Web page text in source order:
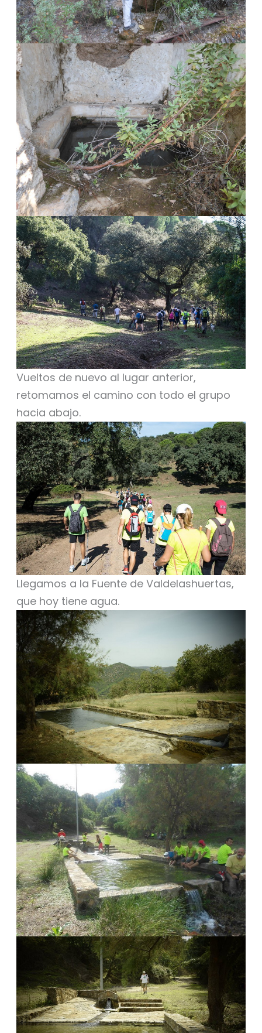
Vueltos de nuevo al lugar anterior,
retomamos el camino con todo el grupo
hacia abajo.
Llegamos a la Fuente de Valdelashuertas,
que hoy tiene agua.